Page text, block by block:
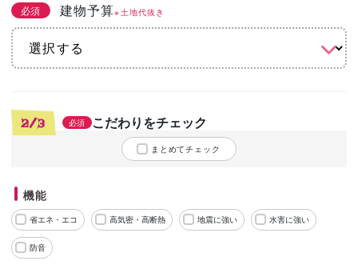
必須 建物予算※土地代抜き
2/3 必須 こだわりをチェック
まとめてチェック
機能
省エネ・エコ 高気密・高断熱 地震に強い 水害に強い
防音